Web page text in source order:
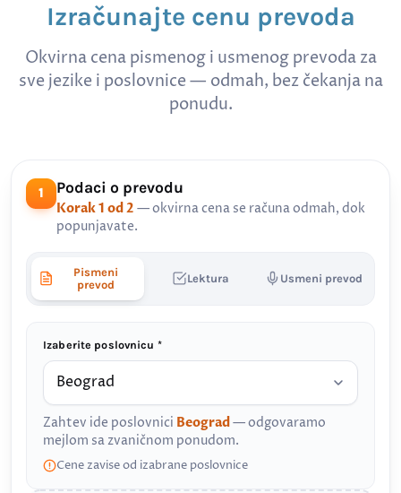
Izračunajte cenu prevoda
Okvirna cena pismenog i usmenog prevoda za
sve jezike i poslovnice — odmah, bez čekanja na
ponudu.
1 Podaci o prevodu
Korak 1 od 2 — okvirna cena se računa odmah, dok
popunjavate.
Pismeni
prevod
Lektura Usmeni prevod
Izaberite poslovnicu *
Zahtev ide poslovnici Beograd— odgovaramo
mejlom sa zvaničnom ponudom.
Cene zavise od izabrane poslovnice